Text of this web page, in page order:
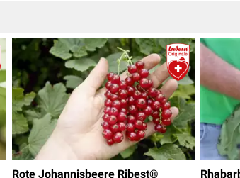
Rote Johannisbeere Ribest®